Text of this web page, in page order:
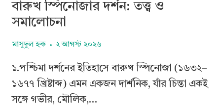
বারুখ স্পিনোজার দর্শন: তত্ত্ব ও
সমালোচনা
মাসুদুল হক ২ আগস্ট ২০২৬
১.পশ্চিমা দর্শনের ইতিহাসে বারুখ স্পিনোজা (১৬৩২–
১৬৭৭ খ্রিষ্টাব্দ) এমন একজন দার্শনিক, যাঁর চিন্তা একই
সঙ্গে গভীর, মৌলিক,…